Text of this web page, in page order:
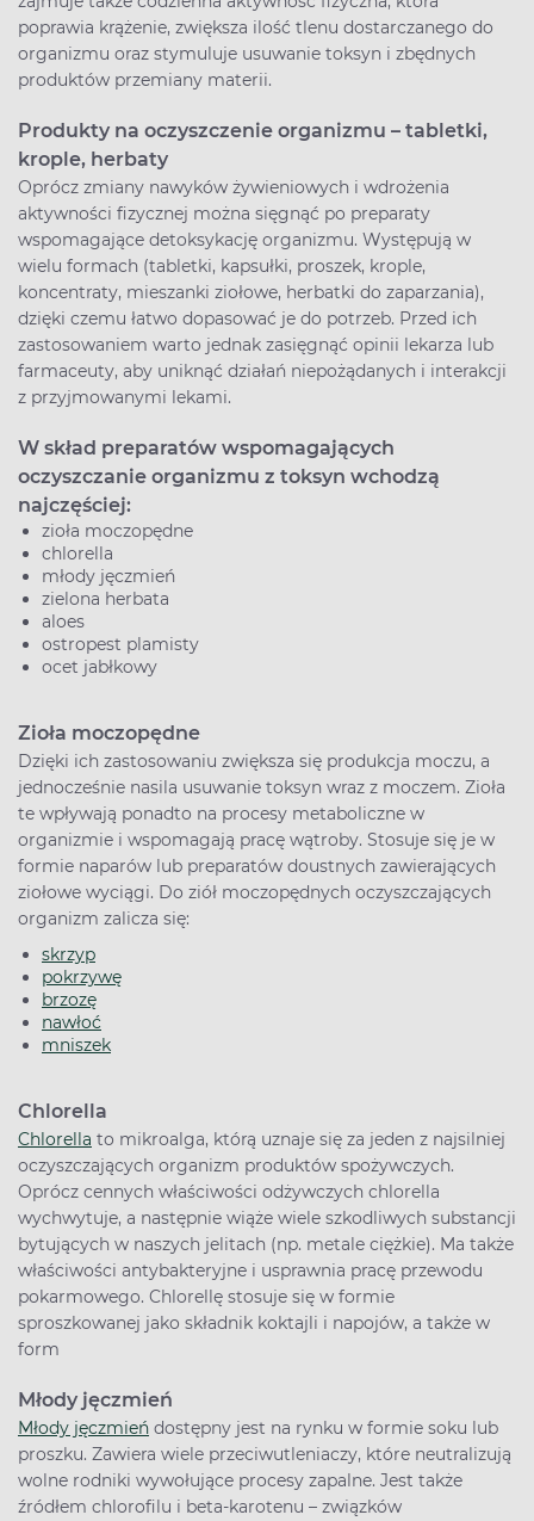
poprawia krążenie, zwiększa ilość tlenu dostarczanego do
organizmu oraz stymuluje usuwanie toksyn i zbędnych
produktów przemiany materii.
Produkty na oczyszczenie organizmu – tabletki,
krople, herbaty
Oprócz zmiany nawyków żywieniowych i wdrożenia
aktywności fizycznej można sięgnąć po preparaty
wspomagające detoksykację organizmu. Występują w
wielu formach (tabletki, kapsułki, proszek, krople,
koncentraty, mieszanki ziołowe, herbatki do zaparzania),
dzięki czemu łatwo dopasować je do potrzeb. Przed ich
zastosowaniem warto jednak zasięgnąć opinii lekarza lub
farmaceuty, aby uniknąć działań niepożądanych i interakcji
z przyjmowanymi lekami.
W skład preparatów wspomagających
oczyszczanie organizmu z toksyn wchodzą
najczęściej:
zioła moczopędne
chlorella
młody jęczmień
zielona herbata
aloes
ostropest plamisty
ocet jabłkowy
Zioła moczopędne
Dzięki ich zastosowaniu zwiększa się produkcja moczu, a
jednocześnie nasila usuwanie toksyn wraz z moczem. Zioła
te wpływają ponadto na procesy metaboliczne w
organizmie i wspomagają pracę wątroby. Stosuje się je w
formie naparów lub preparatów doustnych zawierających
ziołowe wyciągi. Do ziół moczopędnych oczyszczających
organizm zalicza się:
skrzyp
pokrzywę
brzozę
nawłoć
mniszek
Chlorella
Chlorella to mikroalga, którą uznaje się za jeden z najsilniej
oczyszczających organizm produktów spożywczych.
Oprócz cennych właściwości odżywczych chlorella
wychwytuje, a następnie wiąże wiele szkodliwych substancji
bytujących w naszych jelitach (np. metale ciężkie). Ma także
właściwości antybakteryjne i usprawnia pracę przewodu
pokarmowego. Chlorellę stosuje się w formie
sproszkowanej jako składnik koktajli i napojów, a także w
form
Młody jęczmień
Młody jęczmień dostępny jest na rynku w formie soku lub
proszku. Zawiera wiele przeciwutleniaczy, które neutralizują
wolne rodniki wywołujące procesy zapalne. Jest także
źródłem chlorofilu i beta-karotenu – związków